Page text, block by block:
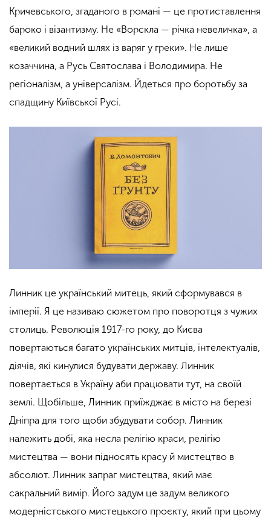
Кричевського, згаданого в романі — це протиставлення
бароко і візантизму. Не «Ворскла — річка невеличка», а
«великий водний шлях із варяг у греки». Не лише
козаччина, а Русь Святослава і Володимира. Не
регіоналізм, а універсалізм. Йдеться про боротьбу за
спадщину Київської Русі.
Линник це український митець, який сформувався в
імперії. Я це називаю сюжетом про поворотця з чужих
столиць. Революція 1917-го року, до Києва
повертаються багато українських митців, інтелектуалів,
діячів, які кинулися будувати державу. Линник
повертається в Україну аби працювати тут, на своїй
землі. Щобільше, Линник приїжджає в місто на березі
Дніпра для того щоби збудувати собор. Линник
належить добі, яка несла релігію краси, релігію
мистецтва — вони підносять красу й мистецтво в
абсолют. Линник запраг мистецтва, який має
сакральний вимір. Його задум це задум великого
модерністського мистецького проєкту, який при цьому